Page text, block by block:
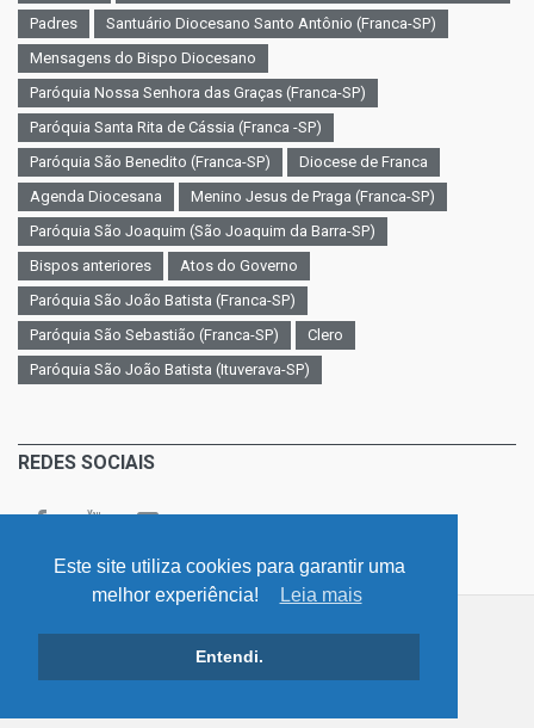
Este site utiliza cookies para garantir uma
melhor experiência!
Leia mais
Entendi.
Padres
Santuário Diocesano Santo Antônio (Franca-SP)
Mensagens do Bispo Diocesano
Paróquia Nossa Senhora das Graças (Franca-SP)
Paróquia Santa Rita de Cássia (Franca -SP)
Paróquia São Benedito (Franca-SP)
Diocese de Franca
Agenda Diocesana
Menino Jesus de Praga (Franca-SP)
Paróquia São Joaquim (São Joaquim da Barra-SP)
Bispos anteriores
Atos do Governo
Paróquia São João Batista (Franca-SP)
Paróquia São Sebastião (Franca-SP)
Clero
Paróquia São João Batista (Ituverava-SP)
REDES SOCIAIS
v. 4.0 / Diocese - Franca - São Paulo